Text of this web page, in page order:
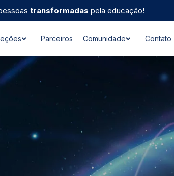
transformadas pela educação!
Parceiros Comunidade Contato